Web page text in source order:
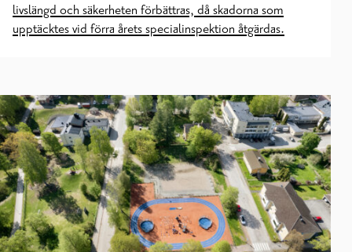
livslängd och säkerheten förbättras, då skadorna som
upptäcktes vid förra årets specialinspektion åtgärdas.